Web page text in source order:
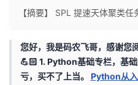
个
人
我
【摘要】 SPL 提速天体聚类
您好，我是码农飞哥，感谢您
💪🏻 1. Python基础专栏，基
亏，买不了上当。 Python从